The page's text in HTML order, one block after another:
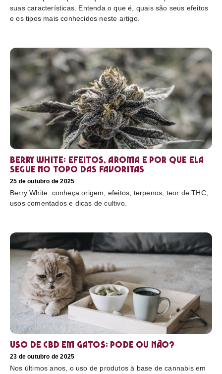
suas características. Entenda o que é, quais são seus efeitos
e os tipos mais conhecidos neste artigo.
Berry White: efeitos, aroma e por que ela
segue no topo das favoritas
25 de outubro de 2025
Berry White: conheça origem, efeitos, terpenos, teor de THC,
usos comentados e dicas de cultivo.
Uso de CBD em gatos: pode ou não?
23 de outubro de 2025
Nos últimos anos, o uso de produtos à base de cannabis em